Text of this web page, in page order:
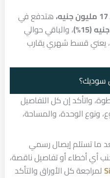
هتدفع في
، والباقي حوالي
، يعني قسط شهري يقارب
سوديك؟
واتأكد إن كل التفاصيل
ونوع الوحدة، والمساحة،
ما تستلم إيصال رسمي
أي أخطاء أو تفاصيل ناقصة،
لمراجعة كل الأوراق والتأكد